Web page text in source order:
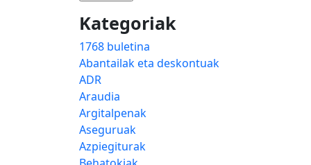
Kategoriak
1768 buletina
Abantailak eta deskontuak
ADR
Araudia
Argitalpenak
Aseguruak
Azpiegiturak